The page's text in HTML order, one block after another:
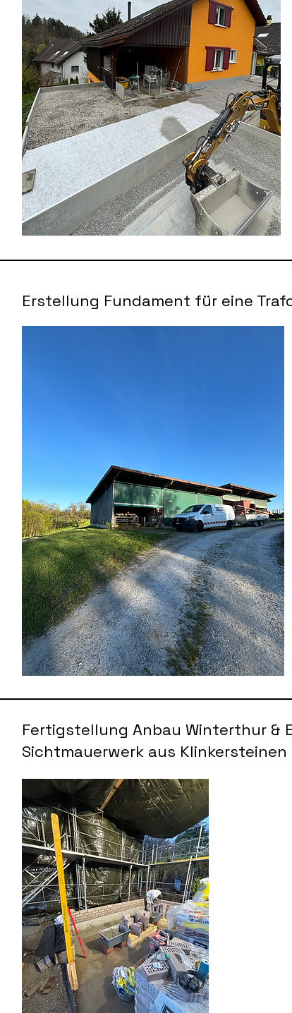
Erstellung Fundament für eine
Fertigstellung Anbau Winterthur &
Sichtmauerwerk aus Klinkersteinen